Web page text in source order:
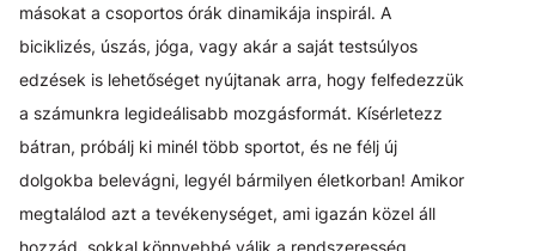
másokat a csoportos órák dinamikája inspirál. A
biciklizés, úszás, jóga, vagy akár a saját testsúlyos
edzések is lehetőséget nyújtanak arra, hogy felfedezzük
a számunkra legideálisabb mozgásformát. Kísérletezz
bátran, próbálj ki minél több sportot, és ne félj új
dolgokba belevágni, legyél bármilyen életkorban! Amikor
megtalálod azt a tevékenységet, ami igazán közel áll